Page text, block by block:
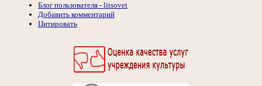
Блог пользователя - litsovet
Добавить комментарий
Цитировать